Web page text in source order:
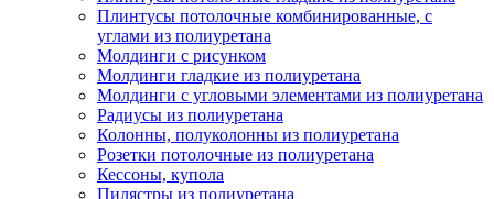
Плинтусы потолочные комбинированные, с
углами из полиуретана
Молдинги c рисунком
Молдинги гладкие из полиуретана
Молдинги с угловыми элементами из полиуретана
Радиусы из полиуретана
Колонны, полуколонны из полиуретана
Розетки потолочные из полиуретана
Кессоны, купола
Пилястры из полиуретана